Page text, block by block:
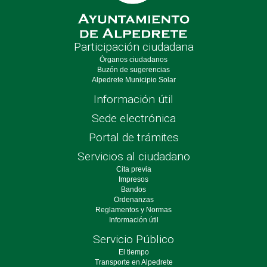
Participación ciudadana
Órganos ciudadanos
Buzón de sugerencias
Alpedrete Municipio Solar
Información útil
Sede electrónica
Portal de trámites
Servicios al ciudadano
Cita previa
Impresos
Bandos
Ordenanzas
Reglamentos y Normas
Información útil
Servicio Público
El tiempo
Transporte en Alpedrete